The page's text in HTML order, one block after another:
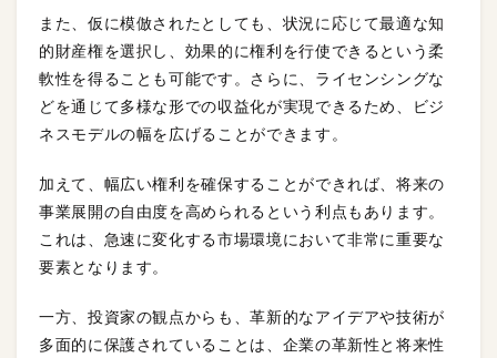
また、仮に模倣されたとしても、状況に応じて最適な知
的財産権を選択し、効果的に権利を行使できるという柔
軟性を得ることも可能です。さらに、ライセンシングな
どを通じて多様な形での収益化が実現できるため、ビジ
ネスモデルの幅を広げることができます。
加えて、幅広い権利を確保することができれば、将来の
事業展開の自由度を高められるという利点もあります。
これは、急速に変化する市場環境において非常に重要な
要素となります。
一方、投資家の観点からも、革新的なアイデアや技術が
多面的に保護されていることは、企業の革新性と将来性